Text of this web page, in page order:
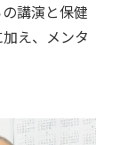
講演と保健
え、メンタ